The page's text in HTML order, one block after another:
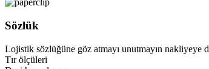
Sözlük
Lojistik sözlüğüne göz atmayı unutmayın nakliyeye
Tır ölçüleri